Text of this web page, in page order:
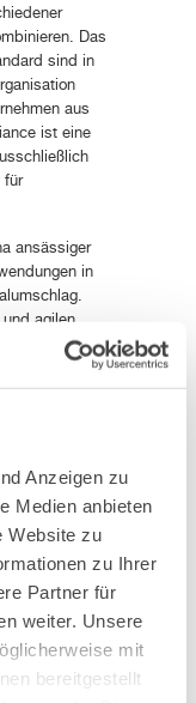
Anzeigen zu
Medien anbieten
Website zu
zu Ihrer
Partner für
weiter. Unsere
mit
bereitgestellt
Das
sind in
aus
ist eine
für
ansässiger
in
agilen
Scheren und
unser
bei
und